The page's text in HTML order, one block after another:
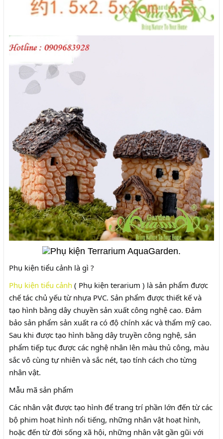
Phụ kiện tiểu cảnh là gì ?
Phụ kiện tiểu cảnh ( Phụ kiện terarium ) là sản phẩm được
chế tác chủ yếu từ nhựa PVC. Sản phẩm được thiết kế và
tạo hình bằng dây chuyền sản xuất công nghệ cao. Đảm
bảo sản phẩm sản xuất ra có độ chính xác và thẩm mỹ cao.
Sau khi được tạo hình bằng dây truyền công nghệ, sản
phẩm tiếp tục được các nghệ nhân lên màu thủ công, màu
sắc vô cùng tự nhiên và sắc nét, tạo tính cách cho từng
nhân vật.
Mẫu mã sản phẩm
Các nhân vật được tạo hình để trang trí phần lớn đến từ các
bộ phim hoạt hình nổi tiếng, những nhân vật hoạt hình,
hoặc đến từ đời sống xã hội, những nhân vật gần gũi với